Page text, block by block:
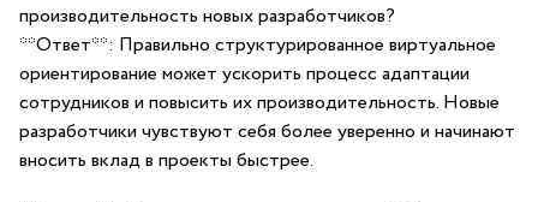
производительность новых ⁤разработчиков?
**Ответ**: Правильно‌ структурированное виртуальное
ориентирование может ускорить процесс адаптации
сотрудников и повысить их‌ производительность. ​Новые
разработчики чувствуют себя более уверенно и начинают
⁤вносить вклад в проекты быстрее.